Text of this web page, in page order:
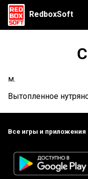
RedboxSoft
м.
Вытопленное
Все игры и приложения